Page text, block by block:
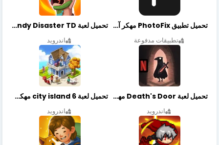
تحميل تطبيق PhotoFix مهكر آخر إصدار
تطبيقات مدفوعة
تحميل لعبة Candy Disaster TD مهكرة اخر إصدار
اندرويد
تحميل لعبة Death's Door مهكرة أخر إصدار
اندرويد
تحميل لعبة city island 6 مهكرة أخر إصدار
اندرويد